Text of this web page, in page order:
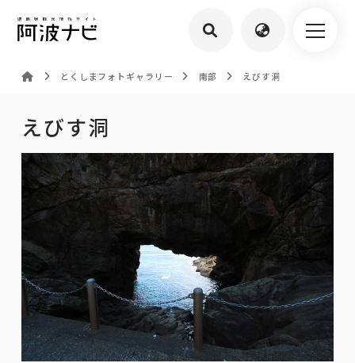
とくしまフォトギャラリー 南部 えびす洞
えびす洞